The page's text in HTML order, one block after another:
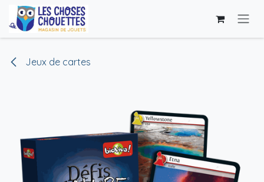
Se rendre au contenu
Jeux de cartes